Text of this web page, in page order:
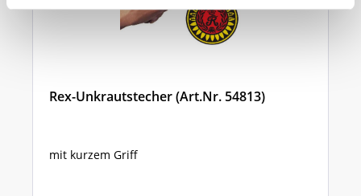
Rex-Unkrautstecher (Art.Nr. 54813)
mit kurzem Griff